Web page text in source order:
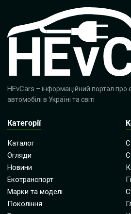
HEvCars – інформаційний портал про
автомобілі в Україні та світі
Категорії
Каталог
Огляди
Новини
Екотранспорт
Марки та моделі
Покоління